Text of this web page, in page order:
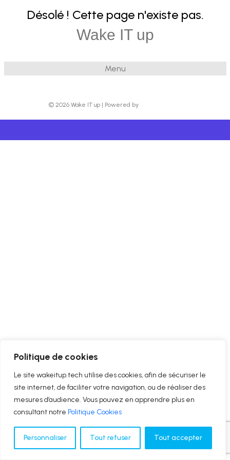
Politique de cookies
Le site wakeitup.tech utilise des cookies, afin de sécuriser le
site internet, de faciliter votre navigation, ou de réaliser des
mesures d’audience. Vous pouvez en apprendre plus en
consultant notre Politique Cookies
Personnaliser Tout refuser Tout accepter
Wake IT up
Menu
Désolé ! Cette page n'existe pas.
© 2026 Wake IT up | Powered by